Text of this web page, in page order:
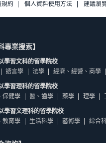
規約 個人資料使用方法 建議瀏
專業搜索】
學習文科的留學院校
語言學 法學 經濟、經營、商學
學習理科的留學院校
保健學
醫、齒學 藥學 理學
學習文理科的留學院校
教育學
生活科學 藝術學 綜合